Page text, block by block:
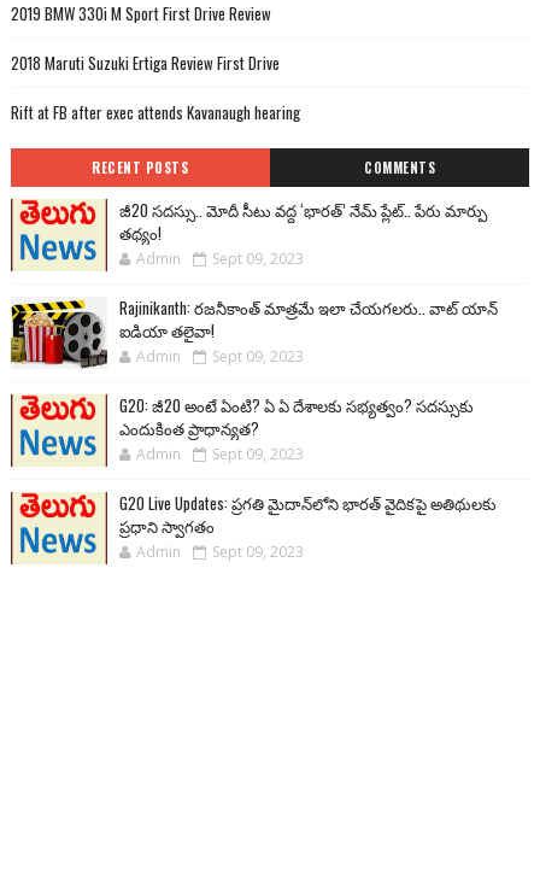
2019 BMW 330i M Sport First Drive Review
2018 Maruti Suzuki Ertiga Review First Drive
Rift at FB after exec attends Kavanaugh hearing
RECENT POSTS COMMENTS
జీ20 సదస్సు.. మోదీ సీటు వద్ద ‘భారత్’ నేమ్ ప్లేట్‌.. పేరు మార్పు
తథ్యం!
Admin Sept 09, 2023
Rajinikanth: రజనీకాంత్ మాత్రమే ఇలా చేయగలరు.. వాట్ యాన్
ఐడియా తలైవా!
Admin Sept 09, 2023
G20: జీ20 అంటే ఏంటి? ఏ ఏ దేశాలకు సభ్యత్వం? సదస్సుకు
ఎందుకింత ప్రాధాన్యత?
Admin Sept 09, 2023
G20 Live Updates: ప్రగతి మైదాన్‌లోని భారత్ వైదికపై అతిథులకు
ప్రధాని స్వాగతం
Admin Sept 09, 2023